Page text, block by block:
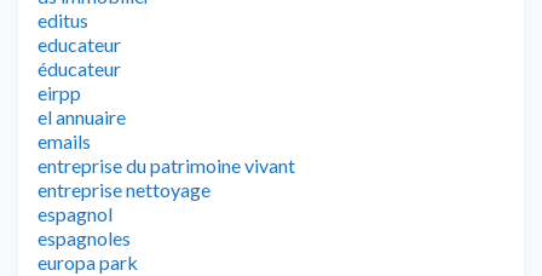
editus
educateur
éducateur
eirpp
el annuaire
emails
entreprise du patrimoine vivant
entreprise nettoyage
espagnol
espagnoles
europa park